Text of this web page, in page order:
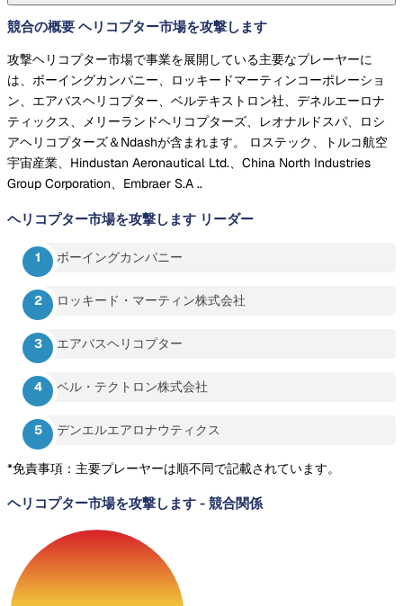
競合の概要 ヘリコプター市場を攻撃します
攻撃ヘリコプター市場で事業を展開している主要なプレーヤーに
は、ボーイングカンパニー、ロッキードマーティンコーポレーショ
ン、エアバスヘリコプター、ベルテキストロン社、デネルエーロナ
ティックス、メリーランドヘリコプターズ、レオナルドスパ、ロシ
アヘリコプターズ＆Ndashが含まれます。 ロステック、トルコ航空
宇宙産業、Hindustan Aeronautical Ltd.、China North Industries
Group Corporation、Embraer S.A ..
ヘリコプター市場を攻撃します リーダー
ボーイングカンパニー
ロッキード・マーティン株式会社
エアバスヘリコプター
ベル・テクトロン株式会社
デンエルエアロナウティクス
*免責事項：主要プレーヤーは順不同で記載されています。
ヘリコプター市場を攻撃します - 競合関係